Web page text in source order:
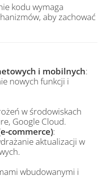
kodu wymaga
aby zachować
i mobilnych:
nowych funkcji i
w środowiskach
Google Cloud.
commerce):
aktualizacji w
wbudowanymi i